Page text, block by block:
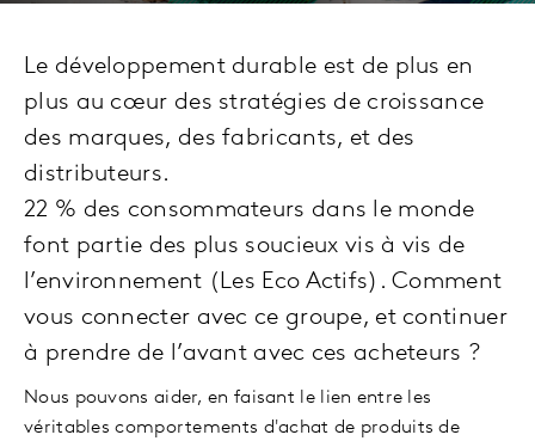
Le développement durable est de plus en
plus au cœur des stratégies de croissance
des marques, des fabricants, et des
distributeurs.
22 % des consommateurs dans le monde
font partie des plus soucieux vis à vis de
l’environnement (Les Eco Actifs). Comment
vous connecter avec ce groupe, et continuer
à prendre de l’avant avec ces acheteurs ?
Nous pouvons aider, en faisant le lien entre les
véritables comportements d'achat de produits de